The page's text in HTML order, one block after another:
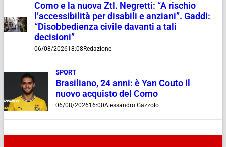
Como e la nuova Ztl. Negretti: “A rischio
l’accessibilità per disabili e anziani”. Gaddi:
“Disobbedienza civile davanti a tali
decisioni”
06/08/202618:08 Redazione
SPORT
Brasiliano, 24 anni: è Yan Couto il
nuovo acquisto del Como
06/08/202616:00Alessandro Gazzolo